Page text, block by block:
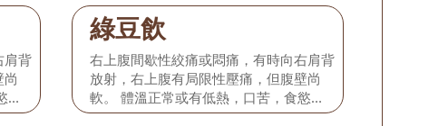
當
紅，苔微黃，脈弦細或弦緊。 本型相當
於發病初期的膽絞痛或單純性急性膽囊
炎。
肩背
尚
減
淡
綠豆飲
右上腹間歇性絞痛或悶痛，有時向右肩背
放射，右上腹有局限性壓痛，但腹壁尚
軟。 體溫正常或有低熱，口苦，食慾減
退，或有輕度噁心嘔吐，無黃疸，舌淡